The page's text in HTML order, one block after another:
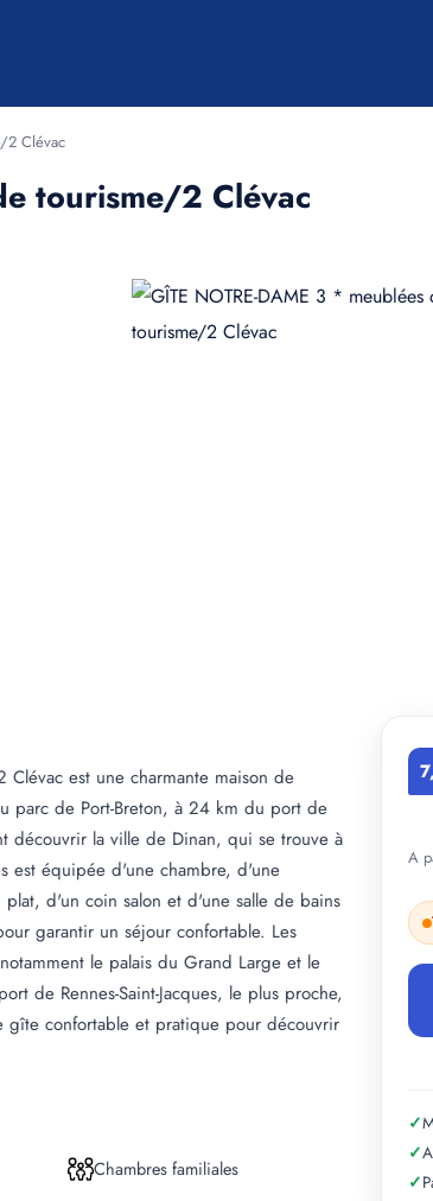
2 Clévac
tourisme/2 Clévac
est une charmante maison de
parc de Port-Breton, à 24 km du port de
découvrir la ville de Dinan, qui se trouve à
est équipée d'une chambre, d'une
d'un coin salon et d'une salle de bains
garantir un séjour confortable. Les
le palais du Grand Large et le
de Rennes-Saint-Jacques, le plus proche,
gîte confortable et pratique pour découvrir
Chambres familiales
A
✓
✓
✓